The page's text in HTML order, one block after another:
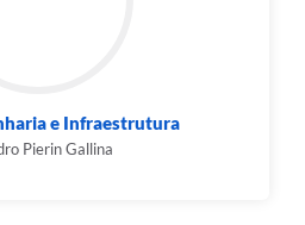
e Infraestrutura
Pierin Gallina